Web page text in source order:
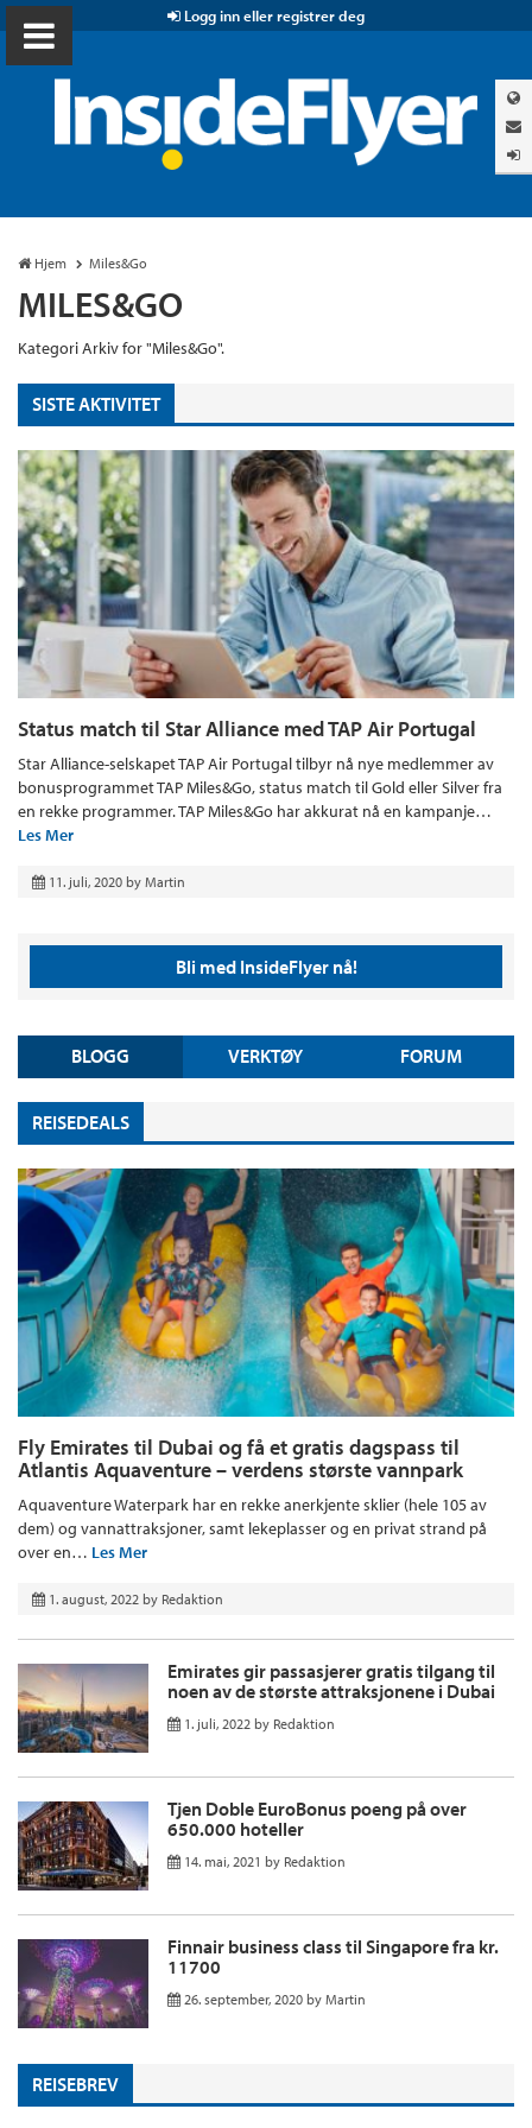
Logg inn eller registrer deg
Hjem Miles&Go
MILES&GO
Kategori Arkiv for "Miles&Go".
SISTE AKTIVITET
Status match til Star Alliance med TAP Air Portugal
Star Alliance-selskapet TAP Air Portugal tilbyr nå nye medlemmer av
bonusprogrammet TAP Miles&Go, status match til Gold eller Silver fra
en rekke programmer. TAP Miles&Go har akkurat nå en kampanje…
Les Mer
11. juli, 2020 by Martin
Bli med InsideFlyer nå!
BLOGG VERKTØY FORUM
REISEDEALS
Fly Emirates til Dubai og få et gratis dagspass til
Atlantis Aquaventure – verdens største vannpark
Aquaventure Waterpark har en rekke anerkjente sklier (hele 105 av
dem) og vannattraksjoner, samt lekeplasser og en privat strand på
over en… Les Mer
1. august, 2022 by Redaktion
Emirates gir passasjerer gratis tilgang til
noen av de største attraksjonene i Dubai
1. juli, 2022 by Redaktion
Tjen Doble EuroBonus poeng på over
650.000 hoteller
14. mai, 2021 by Redaktion
Finnair business class til Singapore fra kr.
11700
26. september, 2020 by Martin
REISEBREV